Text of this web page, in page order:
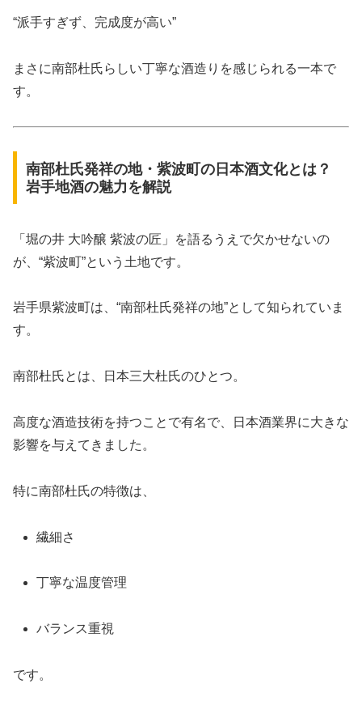
“派手すぎず、完成度が高い”
まさに南部杜氏らしい丁寧な酒造りを感じられる一本で
す。
南部杜氏発祥の地・紫波町の日本酒文化とは？
岩手地酒の魅力を解説
「堀の井 大吟醸 紫波の匠」を語るうえで欠かせないの
が、“紫波町”という土地です。
岩手県紫波町は、“南部杜氏発祥の地”として知られていま
す。
南部杜氏とは、日本三大杜氏のひとつ。
高度な酒造技術を持つことで有名で、日本酒業界に大きな
影響を与えてきました。
特に南部杜氏の特徴は、
繊細さ
丁寧な温度管理
バランス重視
です。